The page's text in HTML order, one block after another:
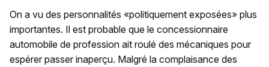
On a vu des personnalités «politiquement exposées» plus
importantes. Il est probable que le concessionnaire
automobile de profession ait roulé des mécaniques pour
espérer passer inaperçu. Malgré la complaisance des